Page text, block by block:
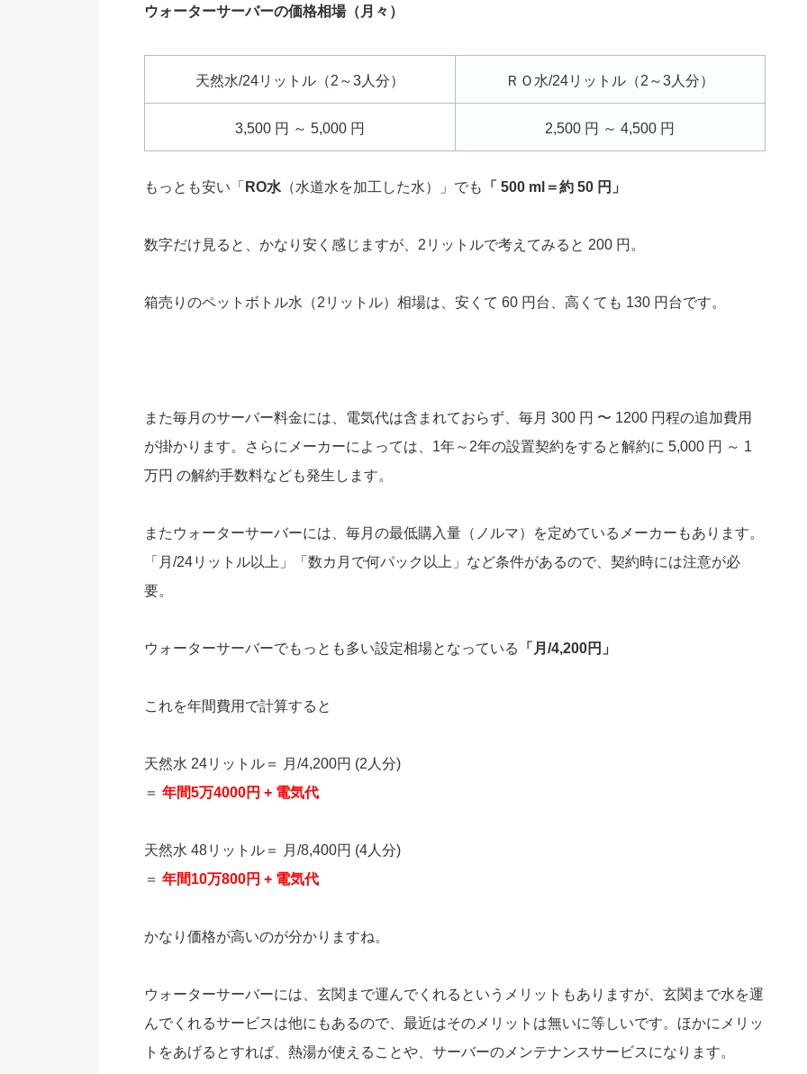
ウォーターサーバーの価格相場（月々）
天然水/24リットル（2～3人分） ＲＯ水/24リットル（2～3人分）
3,500 円 ～ 5,000 円 2,500 円 ～ 4,500 円
もっとも安い「 RO水（水道水を加工した水）」でも 「 500 ml＝約 50 円」
数字だけ見ると、かなり安く感じますが、2リットルで考えてみると 200 円。
箱売りのペットボトル水（2リットル）相場は、安くて 60 円台、高くても 130 円台です。
また毎月のサーバー料金には、電気代は含まれておらず、毎月 300 円 〜 1200 円程の追加費用
が掛かります。さらにメーカーによっては、1年～2年の設置契約をすると解約に 5,000 円 ～ 1
万円 の解約手数料なども発生します。
またウォーターサーバーには、毎月の最低購入量（ノルマ）を定めているメーカーもあります。
「月/24リットル以上」「数カ月で何パック以上」など条件があるので、契約時には注意が必
要。
ウォーターサーバーでもっとも多い設定相場となっている 「月/4,200円」
これを年間費用で計算すると
天然水 24リットル＝ 月/4,200円 (2人分)
＝ 年間5万4000円 + 電気代
天然水 48リットル＝ 月/8,400円 (4人分)
＝ 年間10万800円 + 電気代
かなり価格が高いのが分かりますね。
ウォーターサーバーには、玄関まで運んでくれるというメリットもありますが、玄関まで水を運
んでくれるサービスは他にもあるので、最近はそのメリットは無いに等しいです。ほかにメリッ
トをあげるとすれば、熱湯が使えることや、サーバーのメンテナンスサービスになります。